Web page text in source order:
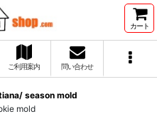
カート
ご利用案内 問い合わせ
season mold
mold